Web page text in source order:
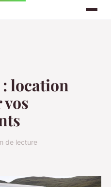
: location
de lecture